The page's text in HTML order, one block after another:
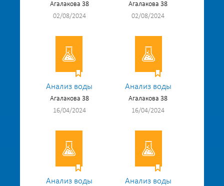
Агалакова 38
02/08/2024
Агалакова 38
02/08/2024
Анализ воды
Агалакова 38
16/04/2024
Анализ воды
Агалакова 38
16/04/2024
Анализ воды Анализ воды